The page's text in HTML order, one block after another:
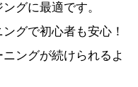
グに最適です。
グで初心者も安心！
ングが続けられるよ